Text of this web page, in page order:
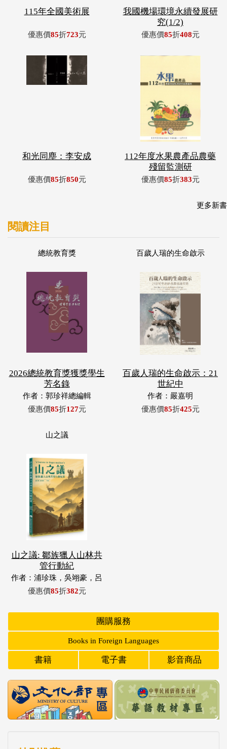
115年全國美術展
優惠價85折723元
我國機場環境永續發展研
究(1/2)
優惠價85折408元
和光同塵：李安成
優惠價85折850元
112年度水果農產品農藥
殘留監測研
優惠價85折383元
更多新書
閱讀注目
總統教育獎
2026總統教育獎獲獎學生
芳名錄
作者：郭珍祥總編輯
優惠價85折127元
百歲人瑞的生命啟示
百歲人瑞的生命啟示：21
世紀中
作者：嚴嘉明
優惠價85折425元
山之議
山之議: 鄒族獵人山林共
管行動紀
作者：浦珍珠，吳翊豪，呂
翊齊，張惠東，許玉青，王
優惠價85折382元
團購服務
Books in Foreign Languages
書籍 電子書 影音商品